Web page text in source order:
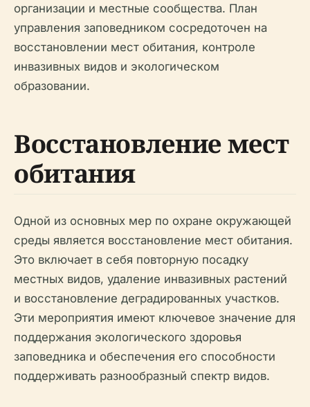
организации и местные сообщества. План
управления заповедником сосредоточен на
восстановлении мест обитания, контроле
инвазивных видов и экологическом
образовании.
Восстановление мест
обитания
Одной из основных мер по охране окружающей
среды является восстановление мест обитания.
Это включает в себя повторную посадку
местных видов, удаление инвазивных растений
и восстановление деградированных участков.
Эти мероприятия имеют ключевое значение для
поддержания экологического здоровья
заповедника и обеспечения его способности
поддерживать разнообразный спектр видов.